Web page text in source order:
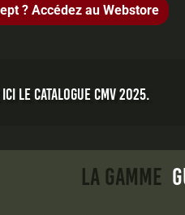
? Accédez au Webstore
LE CATALOGUE CMV 2025.
LA GAMME